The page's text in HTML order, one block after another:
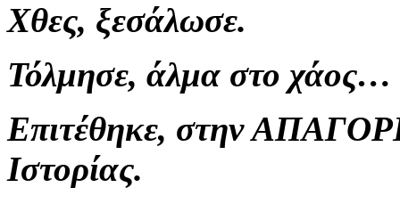
Χθες, ξεσάλωσε.
Τόλμησε, άλμα στο χάος…
Επιτέθηκε, στην
Ιστορίας.